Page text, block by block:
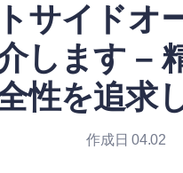
サイドオ
します –
性を追求
作成日 04.02